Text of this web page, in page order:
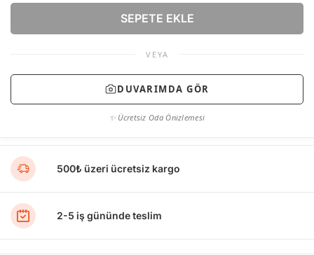
SEPETE EKLE
VEYA
DUVARIMDA GÖR
✨ Ücretsiz Oda Önizlemesi
500₺ üzeri ücretsiz kargo
2-5 iş gününde teslim